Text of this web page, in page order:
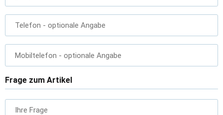
Telefon - optionale Angabe
Mobiltelefon - optionale Angabe
Frage zum Artikel
Ihre Frage